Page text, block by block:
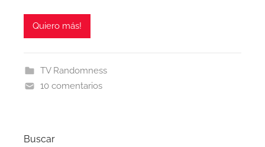
Quiero más!
TV Randomness
10 comentarios
Buscar